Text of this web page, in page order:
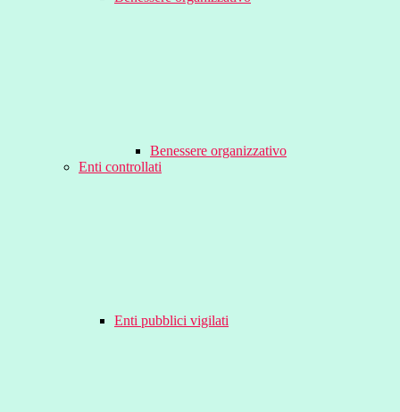
Benessere organizzativo
Enti controllati
Enti pubblici vigilati